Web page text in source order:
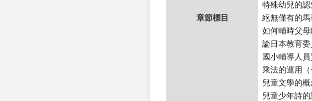
章節標目
特殊幼兒的
絕無僅有的馬
如何輔時父
論日本教育委
國小輔導人
乘法的運用（
兒童文學的
兒童少年詩